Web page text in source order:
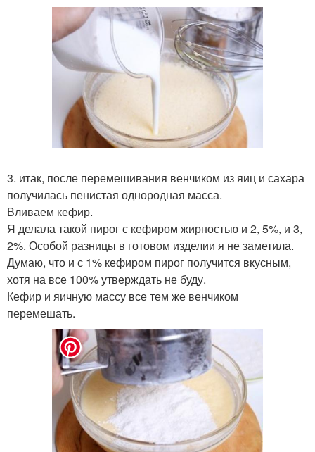
3. итак, после перемешивания венчиком из яиц и сахара
получилась пенистая однородная масса.
Вливаем кефир.
Я делала такой пирог с кефиром жирностью и 2, 5%, и 3,
2%. Особой разницы в готовом изделии я не заметила.
Думаю, что и с 1% кефиром пирог получится вкусным,
хотя на все 100% утверждать не буду.
Кефир и яичную массу все тем же венчиком
перемешать.